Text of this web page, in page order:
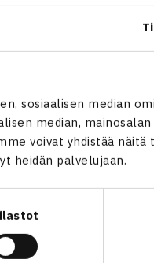
sosiaalisen median
median,
voivat yhdistää näitä
heidän palvelujaan.
hitaasti käyntiin.
pelasivat
syksynä. Se on
mahdollisia nimiä.
se karsii
Suomen tulee
käy toisella
kohtaa syyskuussa